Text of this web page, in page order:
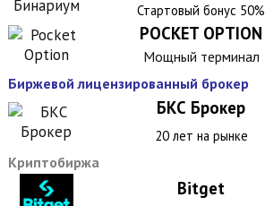
Стартовый бонус 50%
POCKET OPTION
Мощный терминал
Биржевой лицензированный брокер
БКС Брокер
20 лет на рынке
Криптобиржа
Bitget